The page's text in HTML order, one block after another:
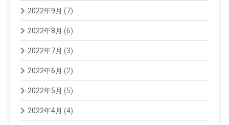
2022年9月 (7)
2022年8月 (6)
2022年7月 (3)
2022年6月 (2)
2022年5月 (5)
2022年4月 (4)